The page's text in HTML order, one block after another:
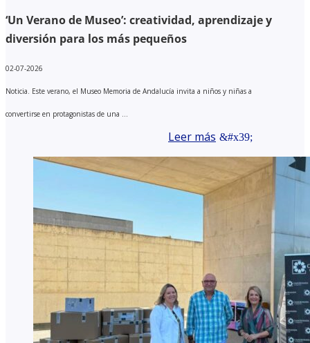
‘Un Verano de Museo’: creatividad, aprendizaje y
diversión para los más pequeños
02-07-2026
Noticia. Este verano, el Museo Memoria de Andalucía invita a niños y niñas a
convertirse en protagonistas de una ...
Leer más